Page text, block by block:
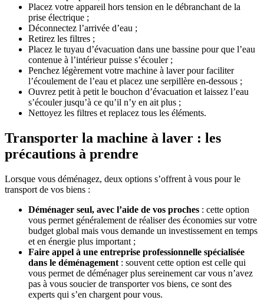
Placez votre appareil hors tension en le débranchant de la
prise électrique ;
Déconnectez l’arrivée d’eau ;
Retirez les filtres ;
Placez le tuyau d’évacuation dans une bassine pour que l’eau
contenue à l’intérieur puisse s’écouler ;
Penchez légèrement votre machine à laver pour faciliter
l’écoulement de l’eau et placez une serpillère en-dessous ;
Ouvrez petit à petit le bouchon d’évacuation et laissez l’eau
s’écouler jusqu’à ce qu’il n’y en ait plus ;
Nettoyez les filtres et replacez tous les éléments.
Transporter la machine à laver : les
précautions à prendre
Lorsque vous déménagez, deux options s’offrent à vous pour le
transport de vos biens :
Déménager seul, avec l’aide de vos proches : cette option
vous permet généralement de réaliser des économies sur votre
budget global mais vous demande un investissement en temps
et en énergie plus important ;
Faire appel à une entreprise professionnelle spécialisée
dans le déménagement : souvent cette option est celle qui
vous permet de déménager plus sereinement car vous n’avez
pas à vous soucier de transporter vos biens, ce sont des
experts qui s’en chargent pour vous.